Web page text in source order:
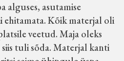
alguses, asutamise
ehitamata. Kõik materjal oli
veetud. Maja oleks
tuli sõda. Materjal kanti